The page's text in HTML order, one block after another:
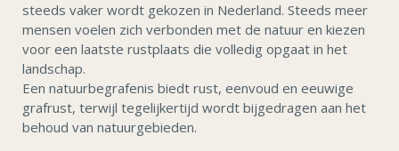
steeds vaker wordt gekozen in Nederland. Steeds meer
mensen voelen zich verbonden met de natuur en kiezen
voor een laatste rustplaats die volledig opgaat in het
landschap.
Een natuurbegrafenis biedt rust, eenvoud en eeuwige
grafrust, terwijl tegelijkertijd wordt bijgedragen aan het
behoud van natuurgebieden.